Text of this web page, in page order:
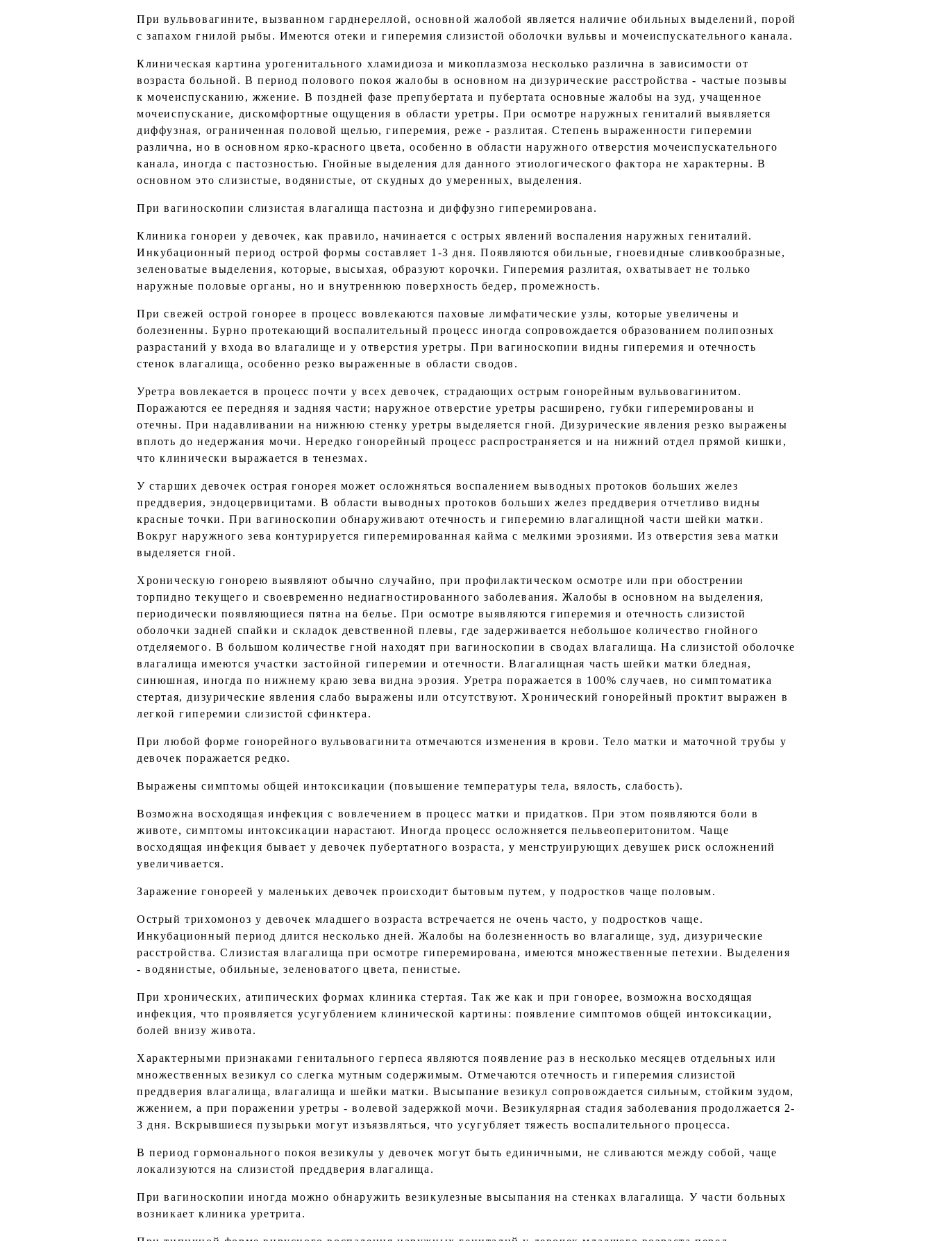
При вульвовагините, вызванном гарднереллой, основной жалобой является наличие обильных выделений, порой
с запахом гнилой рыбы. Имеются отеки и гиперемия слизистой оболочки вульвы и мочеиспускательного канала.
Клиническая картина урогенитального хламидиоза и микоплазмоза несколько различна в зависимости от
возраста больной. В период полового покоя жалобы в основном на дизурические расстройства - частые позывы
к мочеиспусканию, жжение. В поздней фазе препубертата и пубертата основные жалобы на зуд, учащенное
мочеиспускание, дискомфортные ощущения в области уретры. При осмотре наружных гениталий выявляется
диффузная, ограниченная половой щелью, гиперемия, реже - разлитая. Степень выраженности гиперемии
различна, но в основном ярко-красного цвета, особенно в области наружного отверстия мочеиспускательного
канала, иногда с пастозностью. Гнойные выделения для данного этиологического фактора не характерны. В
основном это слизистые, водянистые, от скудных до умеренных, выделения.
При вагиноскопии слизистая влагалища пастозна и диффузно гиперемирована.
Клиника гонореи у девочек, как правило, начинается с острых явлений воспаления наружных гениталий.
Инкубационный период острой формы составляет 1-3 дня. Появляются обильные, гноевидные сливкообразные,
зеленоватые выделения, которые, высыхая, образуют корочки. Гиперемия разлитая, охватывает не только
наружные половые органы, но и внутреннюю поверхность бедер, промежность.
При свежей острой гонорее в процесс вовлекаются паховые лимфатические узлы, которые увеличены и
болезненны. Бурно протекающий воспалительный процесс иногда сопровождается образованием полипозных
разрастаний у входа во влагалище и у отверстия уретры. При вагиноскопии видны гиперемия и отечность
стенок влагалища, особенно резко выраженные в области сводов.
Уретра вовлекается в процесс почти у всех девочек, страдающих острым гонорейным вульвовагинитом.
Поражаются ее передняя и задняя части; наружное отверстие уретры расширено, губки гиперемированы и
отечны. При надавливании на нижнюю стенку уретры выделяется гной. Дизурические явления резко выражены
вплоть до недержания мочи. Нередко гонорейный процесс распространяется и на нижний отдел прямой кишки,
что клинически выражается в тенезмах.
У старших девочек острая гонорея может осложняться воспалением выводных протоков больших желез
преддверия, эндоцервицитами. В области выводных протоков больших желез преддверия отчетливо видны
красные точки. При вагиноскопии обнаруживают отечность и гиперемию влагалищной части шейки матки.
Вокруг наружного зева контурируется гиперемированная кайма с мелкими эрозиями. Из отверстия зева матки
выделяется гной.
Хроническую гонорею выявляют обычно случайно, при профилактическом осмотре или при обострении
торпидно текущего и своевременно недиагностированного заболевания. Жалобы в основном на выделения,
периодически появляющиеся пятна на белье. При осмотре выявляются гиперемия и отечность слизистой
оболочки задней спайки и складок девственной плевы, где задерживается небольшое количество гнойного
отделяемого. В большом количестве гной находят при вагиноскопии в сводах влагалища. На слизистой оболочке
влагалища имеются участки застойной гиперемии и отечности. Влагалищная часть шейки матки бледная,
синюшная, иногда по нижнему краю зева видна эрозия. Уретра поражается в 100% случаев, но симптоматика
стертая, дизурические явления слабо выражены или отсутствуют. Хронический гонорейный проктит выражен в
легкой гиперемии слизистой сфинктера.
При любой форме гонорейного вульвовагинита отмечаются изменения в крови. Тело матки и маточной трубы у
девочек поражается редко.
Выражены симптомы общей интоксикации (повышение температуры тела, вялость, слабость).
Возможна восходящая инфекция с вовлечением в процесс матки и придатков. При этом появляются боли в
животе, симптомы интоксикации нарастают. Иногда процесс осложняется пельвеоперитонитом. Чаще
восходящая инфекция бывает у девочек пубертатного возраста, у менструирующих девушек риск осложнений
увеличивается.
Заражение гонореей у маленьких девочек происходит бытовым путем, у подростков чаще половым.
Острый трихомоноз у девочек младшего возраста встречается не очень часто, у подростков чаще.
Инкубационный период длится несколько дней. Жалобы на болезненность во влагалище, зуд, дизурические
расстройства. Слизистая влагалища при осмотре гиперемирована, имеются множественные петехии. Выделения
- водянистые, обильные, зеленоватого цвета, пенистые.
При хронических, атипических формах клиника стертая. Так же как и при гонорее, возможна восходящая
инфекция, что проявляется усугублением клинической картины: появление симптомов общей интоксикации,
болей внизу живота.
Характерными признаками генитального герпеса являются появление раз в несколько месяцев отдельных или
множественных везикул со слегка мутным содержимым. Отмечаются отечность и гиперемия слизистой
преддверия влагалища, влагалища и шейки матки. Высыпание везикул сопровождается сильным, стойким зудом,
жжением, а при поражении уретры - волевой задержкой мочи. Везикулярная стадия заболевания продолжается 2-
3 дня. Вскрывшиеся пузырьки могут изъязвляться, что усугубляет тяжесть воспалительного процесса.
В период гормонального покоя везикулы у девочек могут быть единичными, не сливаются между собой, чаще
локализуются на слизистой преддверия влагалища.
При вагиноскопии иногда можно обнаружить везикулезные высыпания на стенках влагалища. У части больных
возникает клиника уретрита.